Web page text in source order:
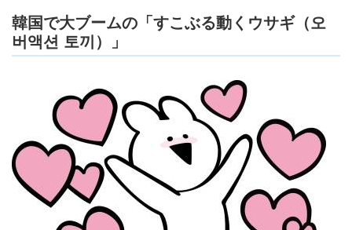
韓国で大ブームの「すこぶる動くウサギ（오
버액션 토끼）」